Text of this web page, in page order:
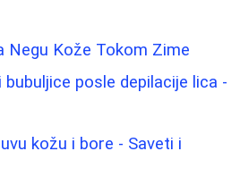
Negu Kože Tokom Zime
posle depilacije lica -
kožu i bore - Saveti i